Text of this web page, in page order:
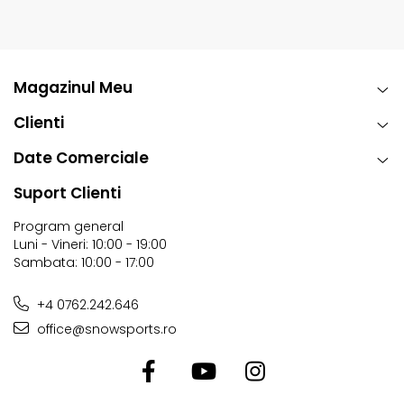
Magazinul Meu
Clienti
Date Comerciale
Suport Clienti
Program general
Luni - Vineri: 10:00 - 19:00
Sambata: 10:00 - 17:00
+4 0762.242.646
office@snowsports.ro